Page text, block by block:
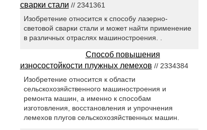
сварки стали // 2341361
Изобретение относится к способу лазерно-
световой сварки стали и может найти применение
в различных отраслях машиностроения. .
Способ повышения
износостойкости плужных лемехов // 2334384
Изобретение относится к области
сельскохозяйственного машиностроения и
ремонта машин, а именно к способам
изготовления, восстановления и упрочнения
лемехов плугов сельскохозяйственных машин.